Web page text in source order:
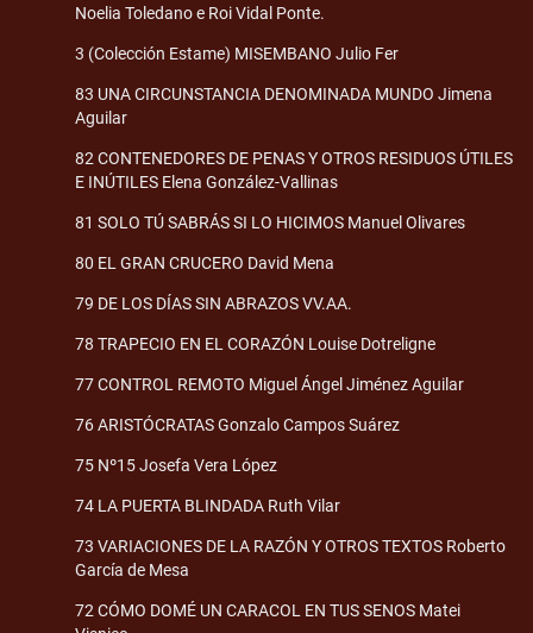
Noelia Toledano e Roi Vidal Ponte.
3 (Colección Estame) MISEMBANO Julio Fer
83 UNA CIRCUNSTANCIA DENOMINADA MUNDO Jimena
Aguilar
82 CONTENEDORES DE PENAS Y OTROS RESIDUOS ÚTILES
E INÚTILES Elena González-Vallinas
81 SOLO TÚ SABRÁS SI LO HICIMOS Manuel Olivares
80 EL GRAN CRUCERO David Mena
79 DE LOS DÍAS SIN ABRAZOS VV.AA.
78 TRAPECIO EN EL CORAZÓN Louise Dotreligne
77 CONTROL REMOTO Miguel Ángel Jiménez Aguilar
76 ARISTÓCRATAS Gonzalo Campos Suárez
75 Nº15 Josefa Vera López
74 LA PUERTA BLINDADA Ruth Vilar
73 VARIACIONES DE LA RAZÓN Y OTROS TEXTOS Roberto
García de Mesa
72 CÓMO DOMÉ UN CARACOL EN TUS SENOS Matei